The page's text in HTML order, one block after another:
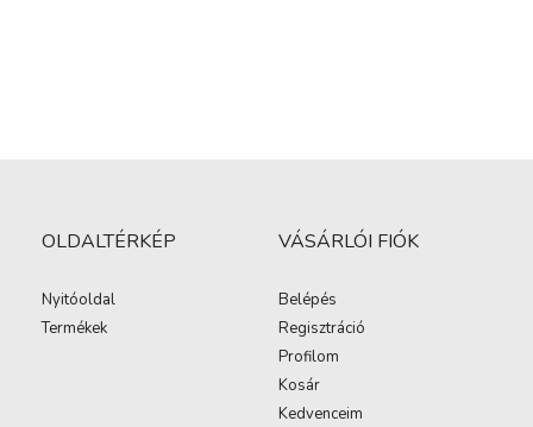
OLDALTÉRKÉP
Nyitóoldal
Termékek
VÁSÁRLÓI FIÓK
Belépés
Regisztráció
Profilom
Kosár
Kedvenceim